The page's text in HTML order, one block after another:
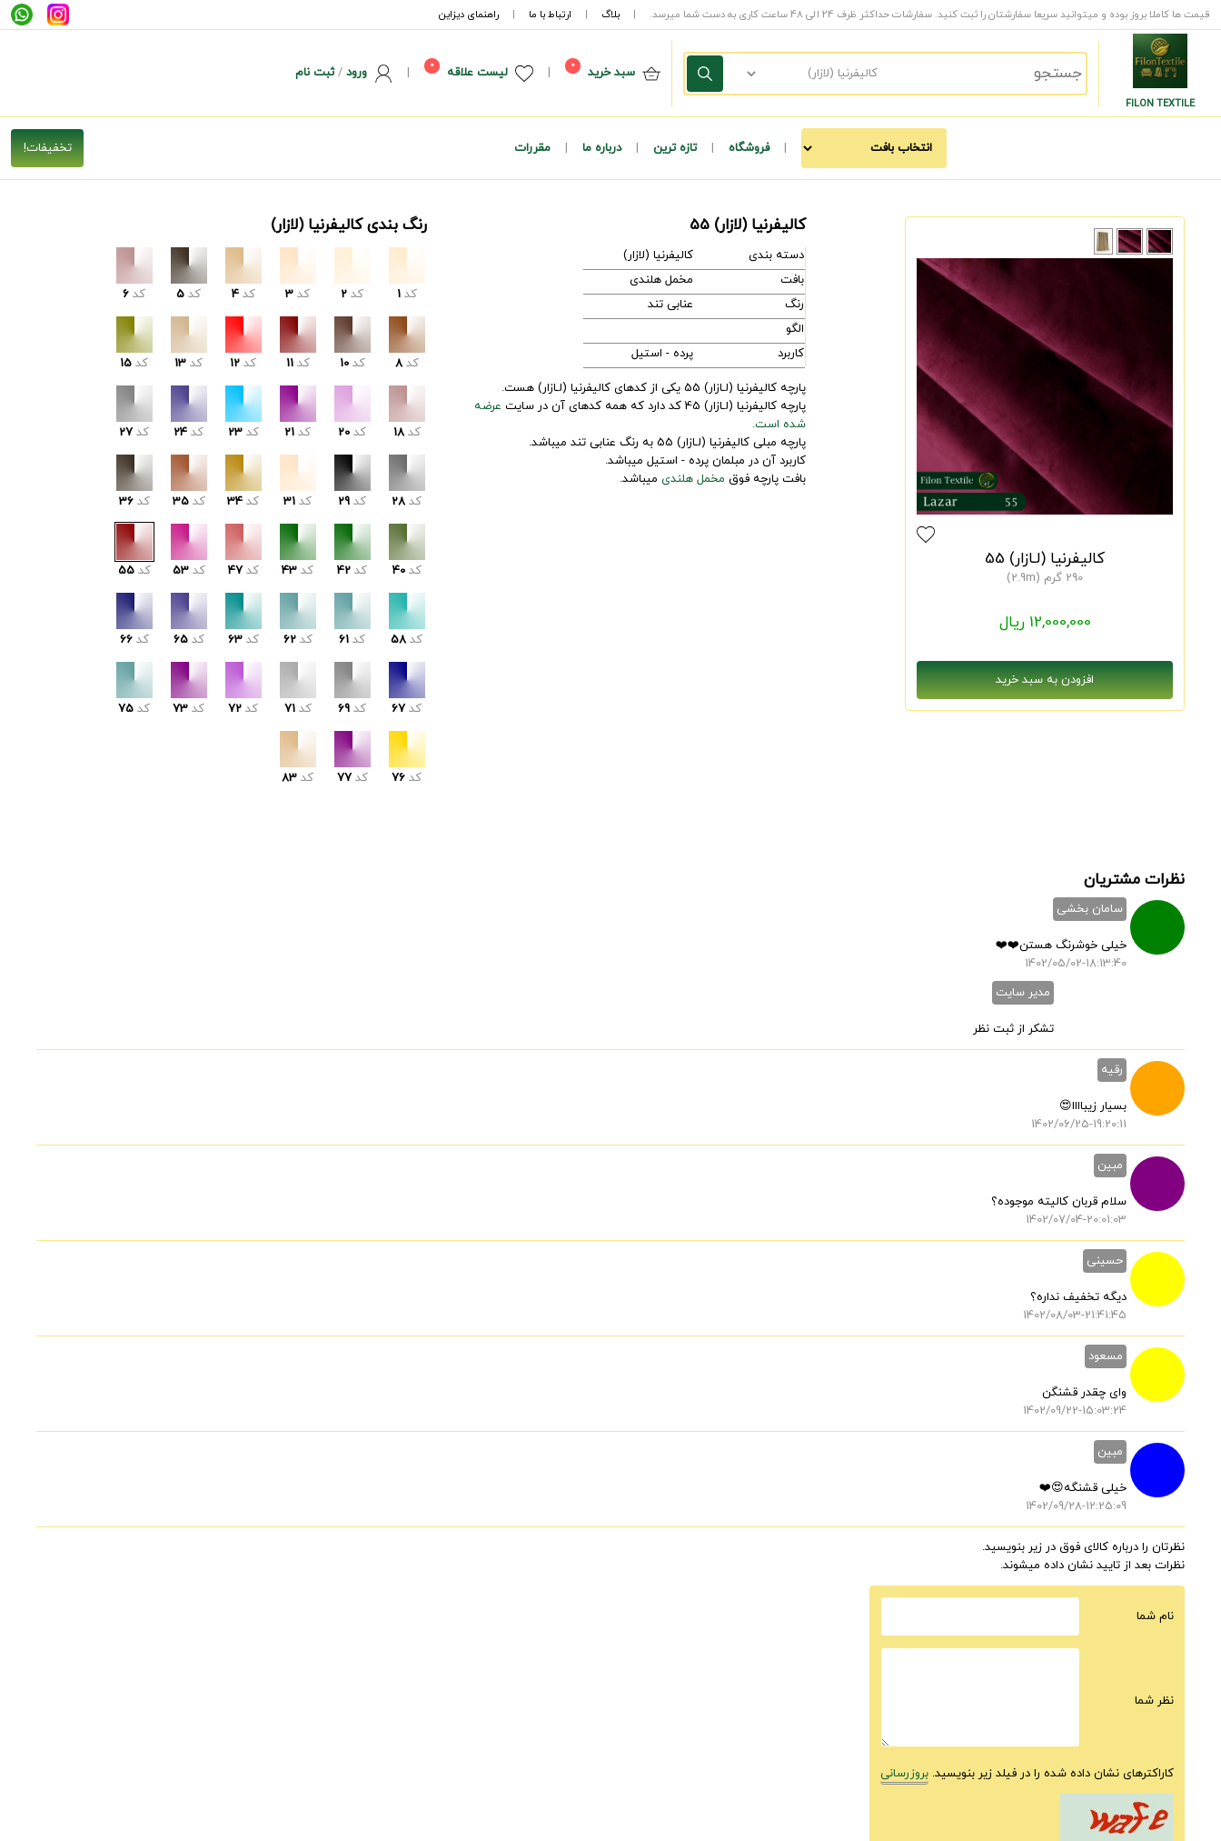
قیمت ها کاملا بروز بوده و میتوانید سریعا سفارشتان را ثبت کنید. سفارشات حداکثر ظرف 24 الی 48 ساعت کاری به دست شما میرسد. | بلاگ | ارتباط با ما | راهنمای دیزاین
FILON TEXTILE
سبد خرید 0
| لیست علاقه 0
| ورود/ثبت نام
| فروشگاه | تازه ترین | درباره ما | مقررات
کالیفرنیا (لـازار) 55
290 گرم (2.9m)
12,000,000 ریال
کالیفرنیا (لازار) 55
دسته بندی
کالیفرنیا (لازار)
بافت
مخمل هلندی
رنگ
عنابی تند
الگو
کاربرد
پرده - استیل
پارچه کالیفرنیا (لـازار) 55 یکی از کدهای کالیفرنیا (لـازار) هست.
پارچه کالیفرنیا (لـازار) 45 کد دارد که همه کدهای آن در سایت
عرضه
شده است.
پارچه مبلی کالیفرنیا (لـازار) 55 به رنگ عنابی تند میباشد.
کاربرد آن در مبلمان پرده - استیل میباشد.
بافت پارچه فوق مخمل هلندی میباشد.
رنگ بندی کالیفرنیا (لازار)
کد 1 کد 2 کد 3 کد 4 کد 5 کد 6
کد 8 کد 10 کد 11 کد 12 کد 13 کد 15
کد 18 کد 20 کد 21 کد 23 کد 24 کد 27
کد 28 کد 29 کد 31 کد 34 کد 35 کد 36
کد 40 کد 42 کد 43 کد 47 کد 53 کد 55
کد 58 کد 61 کد 62 کد 63 کد 65 کد 66
کد 67 کد 69 کد 71 کد 72 کد 73 کد 75
کد 76 کد 77 کد 83
نظرات مشتریان
سامان بخشی
خیلی خوشرنگ هستن❤️❤️
1402/05/02-18:13:40
مدیر سایت
تشکر از ثبت نظر
رقیه
بسیار زیباااا😍
1402/06/25-19:20:11
مبین
سلام قربان کالیته موجوده؟
1402/07/04-20:01:03
حسینی
دیگه تخفیف نداره؟
1402/08/03-21:41:45
مسعود
وای چقدر قشنگن
1402/09/22-15:03:24
مبین
خیلی قشنگه😍❤️
1402/09/28-12:25:09
نظرتان را درباره کالای فوق در زیر بنویسید.
نظرات بعد از تایید نشان داده میشوند.
نام شما
نظر شما
کاراکترهای نشان داده شده را در فیلد زیر بنویسید. بروزرسانی